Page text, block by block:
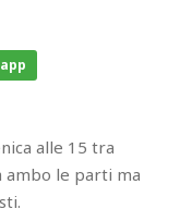
alle 15 tra
ambo le parti ma